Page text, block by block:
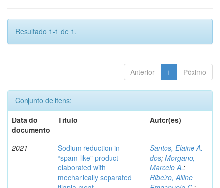
Resultado 1-1 de 1.
Anterior 1 Póximo
Conjunto de itens:
Data do
documento
Título Autor(es)
2021
Sodium reduction in
“spam-like” product
elaborated with
mechanically separated
Santos, Elaine A.
dos; Morgano,
Marcelo A.;
Ribeiro, Alline